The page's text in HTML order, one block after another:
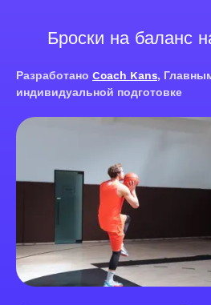
Броски на баланс
Разработано Coach Kans,
индивидуальной подготовке